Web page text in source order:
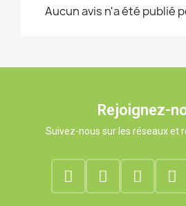
Aucun avis n'a été publié
Rejoignez-
Suivez-nous sur les réseaux et